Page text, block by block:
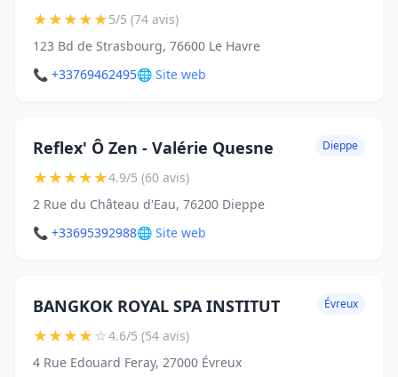
★★★★★5/5 (74 avis)
123 Bd de Strasbourg, 76600 Le Havre
📞 +33769462495🌐 Site web
Reflex' Ô Zen - Valérie Quesne Dieppe
★★★★★4.9/5 (60 avis)
2 Rue du Château d'Eau, 76200 Dieppe
📞 +33695392988🌐 Site web
BANGKOK ROYAL SPA INSTITUT Évreux
★★★★☆4.6/5 (54 avis)
4 Rue Edouard Feray, 27000 Évreux